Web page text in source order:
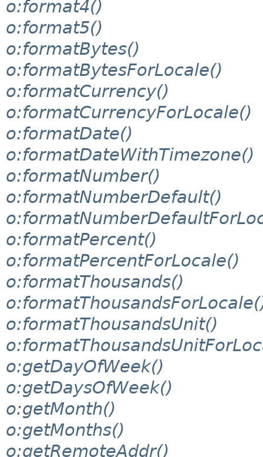
o:format4()
o:format5()
o:formatBytes()
o:formatBytesForLocale()
o:formatCurrency()
o:formatCurrencyForLocale()
o:formatDate()
o:formatDateWithTimezone()
o:formatNumber()
o:formatNumberDefault()
o:formatPercent()
o:formatPercentForLocale()
o:formatThousands()
o:formatThousandsUnit()
o:getDayOfWeek()
o:getDaysOfWeek()
o:getMonth()
o:getMonths()
o:getRemoteAddr()